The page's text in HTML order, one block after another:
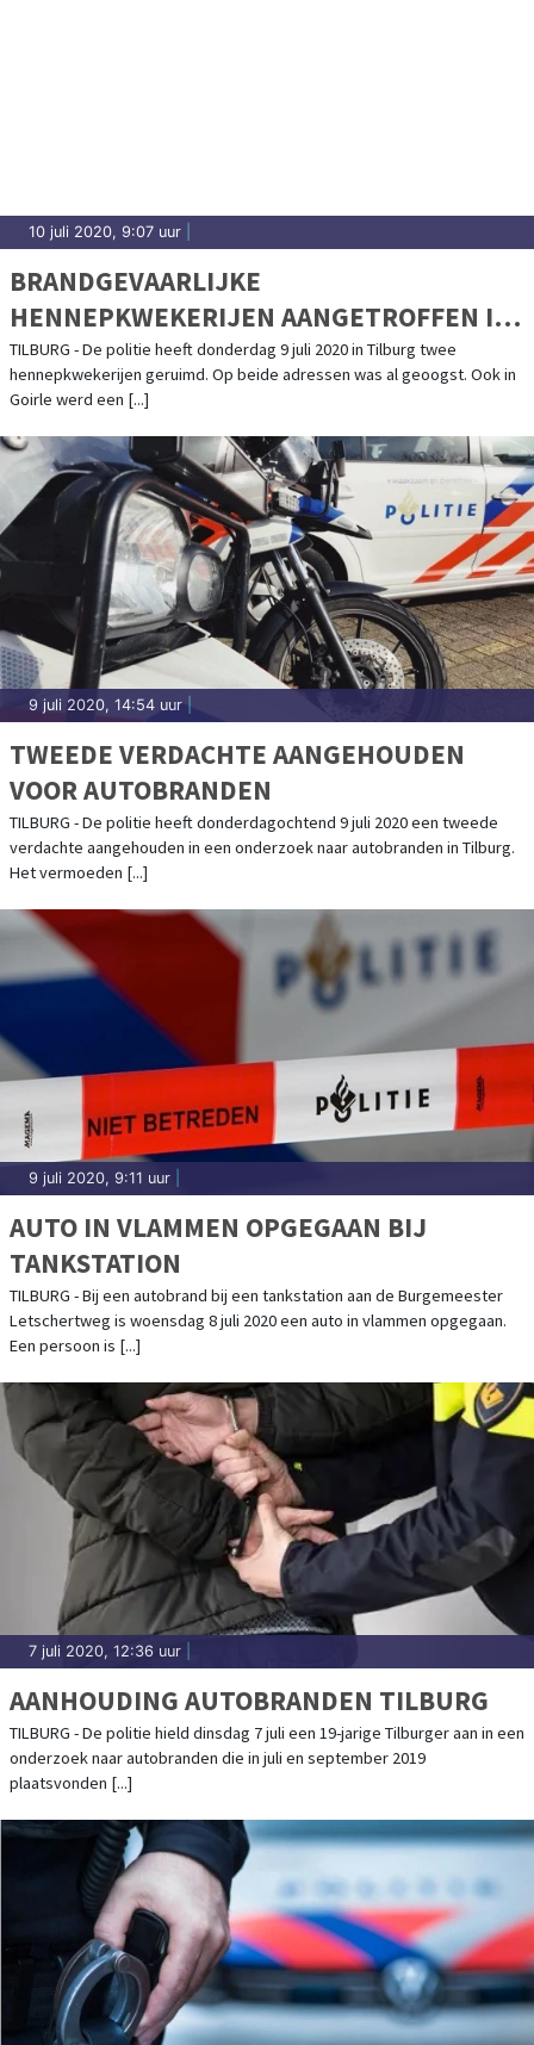
10 juli 2020, 9:07 uur
BRANDGEVAARLIJKE
HENNEPKWEKERIJEN AANGETROFFEN IN
TILBURG EN GOIRLE
TILBURG - De politie heeft donderdag 9 juli 2020 in Tilburg twee
hennepkwekerijen geruimd. Op beide adressen was al geoogst. Ook in
Goirle werd een [...]
9 juli 2020, 14:54 uur
TWEEDE VERDACHTE AANGEHOUDEN
VOOR AUTOBRANDEN
TILBURG - De politie heeft donderdagochtend 9 juli 2020 een tweede
verdachte aangehouden in een onderzoek naar autobranden in Tilburg.
Het vermoeden [...]
9 juli 2020, 9:11 uur
AUTO IN VLAMMEN OPGEGAAN BIJ
TANKSTATION
TILBURG - Bij een autobrand bij een tankstation aan de Burgemeester
Letschertweg is woensdag 8 juli 2020 een auto in vlammen opgegaan.
Een persoon is [...]
7 juli 2020, 12:36 uur
AANHOUDING AUTOBRANDEN TILBURG
TILBURG - De politie hield dinsdag 7 juli een 19-jarige Tilburger aan in een
onderzoek naar autobranden die in juli en september 2019
plaatsvonden [...]